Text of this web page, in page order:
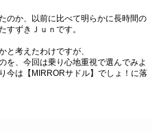
のか、以前に比べて明らかに長時間の
すずきＪｕｎです。
と考えたわけですが、
を、今回は乗り心地重視で選んでみよ
今は【MIRRORサドル】でしょ！に落